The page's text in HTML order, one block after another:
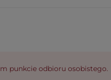
punkcie odbioru osobistego.